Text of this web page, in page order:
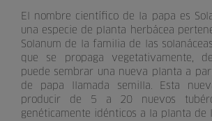
El nombre científico de la papa es
una especie de planta herbácea
Solanum de la familia de las
que se propaga vegetativamente,
puede sembrar una nueva planta a
de papa llamada semilla. Esta
producir de 5 a 20 nuevos
genéticamente idénticos a la planta de